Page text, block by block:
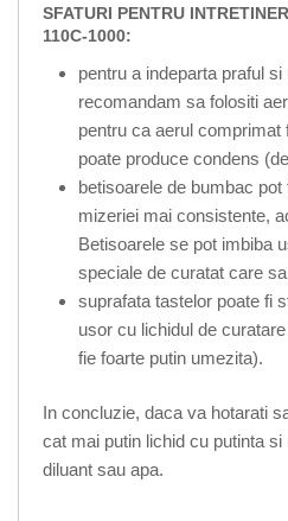
SFATURI PENTRU
110C-1000:
pentru a indeparta praful
recomandam sa folositi
pentru ca aerul comprimat
poate produce condens
betisoarele de bumbac
mizeriei mai consistente,
Betisoarele se pot imbiba
speciale de curatat care
suprafata tastelor poate fi
usor cu lichidul de
fie foarte putin umezita).
In concluzie, daca va hotarati
cat mai putin lichid cu putinta
diluant sau apa.